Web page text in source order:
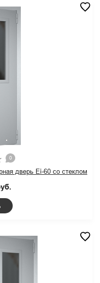
0
дверь Ei-60 со стеклом